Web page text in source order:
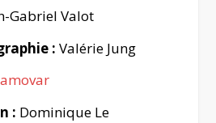
Gabriel Valot
: Valérie Jung
: Dominique Le